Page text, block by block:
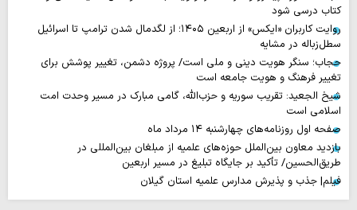
کتاب درسی شود
روایت‌ کاربران «ایکس» از اربعین ۱۴۰۵؛ از لگدمال شدن ترامپ تا اسرائیل
سطل‌زباله‌ در مشایه
حجاب؛ سنگر هویت دینی و ملی است/ پروژه دشمن، تغییر پوشش برای
تغییر فرهنگ و هویت جامعه است
شیخ الجعید: تقریب سوریه و حزب‌الله، گامی مبارک در مسیر وحدت امت
اسلامی است
صفحه اول روزنامه‌های چهارشنبه ۱۴ مرداد ماه
بازدید معاون بین‌الملل حوزه‌های علمیه از مبلغان بین‌المللی در
طریق‌الحسین/ تأکید بر جایگاه تبلیغ در مسیر اربعین
فیلم| جذب و پذیرش مدارس علمیه استان گیلان